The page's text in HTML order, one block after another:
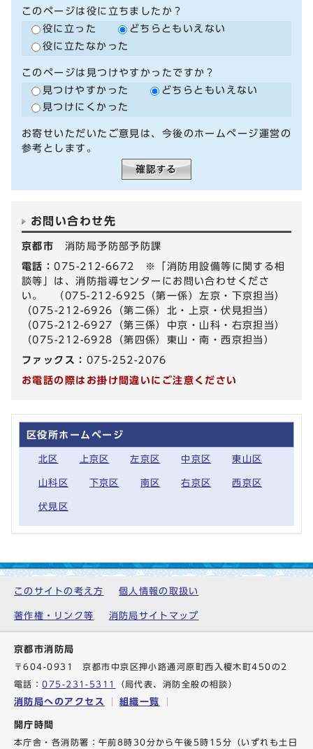
このページは役に立ちましたか？
役に立った
どちらともいえない
役に立たなかった
このページは見つけやすかったですか？
見つけやすかった
どちらともいえない
見つけにくかった
お寄せいただいたご意見は、今後のホームページ運営の
参考とします。
お問い合わせ先
京都市 消防局予防部予防課
電話：075-212-6672 ※「消防用設備等に関する相
談等」は、消防指導センターにお問い合わせくださ
い。 （075-212-6925（第一係）左京・下京担当）
（075-212-6926（第二係）北・上京・伏見担当）
（075-212-6927（第三係）中京・山科・右京担当）
（075-212-6928（第四係）東山・南・西京担当）
ファックス： 075-252-2076
お電話の際はお掛け間違いにご注意ください
区役所ホームページ
北区 上京区 左京区 中京区 東山区
山科区 下京区 南区 右京区 西京区
伏見区
このサイトの考え方 個人情報の取扱い
著作権・リンク等 消防局サイトマップ
京都市消防局
〒604-0931 京都市中京区押小路通河原町西入榎木町450の2
電話：075-231-5311 （局代表、消防全般の相談）
消防局へのアクセス 組織一覧
開庁時間
本庁舎・各消防署：午前8時30分から午後5時15分（いずれも土日